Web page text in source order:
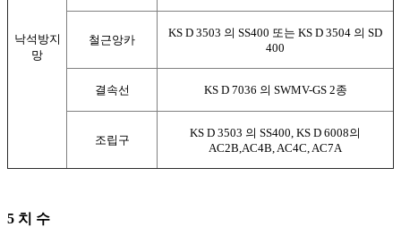
낙석방지
망
철근앙카
KS D 3503 의 SS400 또는 KS D 3504 의 SD
400
결속선 KS D 7036 의 SWMV-GS 2종
조립구
KS D 3503 의 SS400, KS D 6008의
AC2B,AC4B, AC4C, AC7A
5 치 수